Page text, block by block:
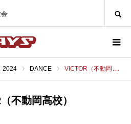
2024 DANCE VICTOR（不動岡高校）
不動岡高校）